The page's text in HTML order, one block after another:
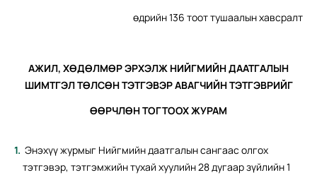
өдрийн 136 тоот тушаалын хавсралт
АЖИЛ, ХӨДӨЛМӨР ЭРХЭЛЖ НИЙГМИЙН ДААТГАЛЫН
ШИМТГЭЛ ТӨЛСӨН ТЭТГЭВЭР АВАГЧИЙН ТЭТГЭВРИЙГ
ӨӨРЧЛӨН ТОГТООХ ЖУРАМ
Энэхүү журмыг Нийгмийн даатгалын сангаас олгох
тэтгэвэр, тэтгэмжийн тухай хуулийн 28 дугаар зүйлийн 1